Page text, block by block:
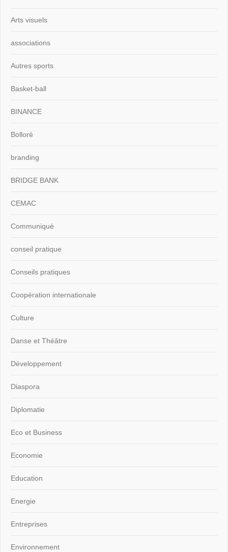
Arts visuels
associations
Autres sports
Basket-ball
BINANCE
Bolloré
branding
BRIDGE BANK
CEMAC
Communiqué
conseil pratique
Conseils pratiques
Coopération internationale
Culture
Danse et Théâtre
Développement
Diaspora
Diplomatie
Eco et Business
Economie
Education
Energie
Entreprises
Environnement